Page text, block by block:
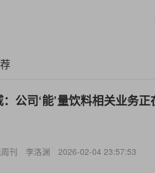
公司‘能’量饮料相关业务
刊 李洛渊 2026-02-04 23:57:53